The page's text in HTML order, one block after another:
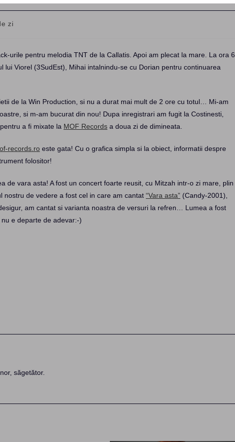
zi
urile pentru melodia TNT de la Callatis. Apoi am plecat la mare. La ora 6
Viorel (3SudEst), Mihai intalnindu-se cu Dorian pentru continuarea
de la Win Production, si nu a durat mai mult de 2 ore cu totul… Mi-am
si m-am bucurat din nou! Dupa inregistrari am fugit la Costinesti,
a fi mixate la MOF Records a doua zi de dimineata.
records.ro este gata! Cu o grafica simpla si la obiect, informatii despre
folositor!
de vara asta! A fost un concert foarte reusit, cu Mitzah intr-o zi mare, plin
nostru de vedere a fost cel in care am cantat “Vara asta” (Candy-2001),
am cantat si varianta noastra de versuri la refren… Lumea a fost
nu e departe de adevar:-)
săgetător.